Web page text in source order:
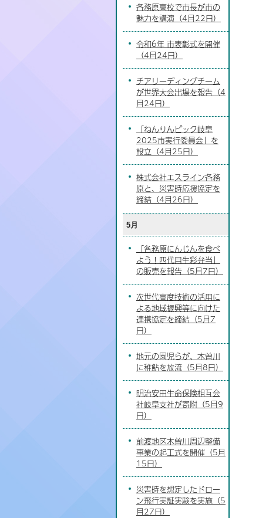
各務原高校で市長が市の
魅力を講演（4月22日）
令和6年 市表彰式を開催
（4月24日）
チアリーディングチーム
が世界大会出場を報告（4
月24日）
「ねんりんピック岐阜
2025市実行委員会」を
設立（4月25日）
株式会社エスライン各務
原と、災害時応援協定を
締結（4月26日）
5月
「各務原にんじんを食べ
よう！四代目生彩弁当」
の販売を報告（5月7日）
次世代高度技術の活用に
よる地域振興等に向けた
連携協定を締結（5月7
日）
地元の園児らが、木曽川
に稚鮎を放流（5月8日）
明治安田生命保険相互会
社岐阜支社が寄附（5月9
日）
前渡地区木曽川周辺整備
事業の起工式を開催（5月
15日）
災害時を想定したドロー
ン飛行実証実験を実施（5
月27日）